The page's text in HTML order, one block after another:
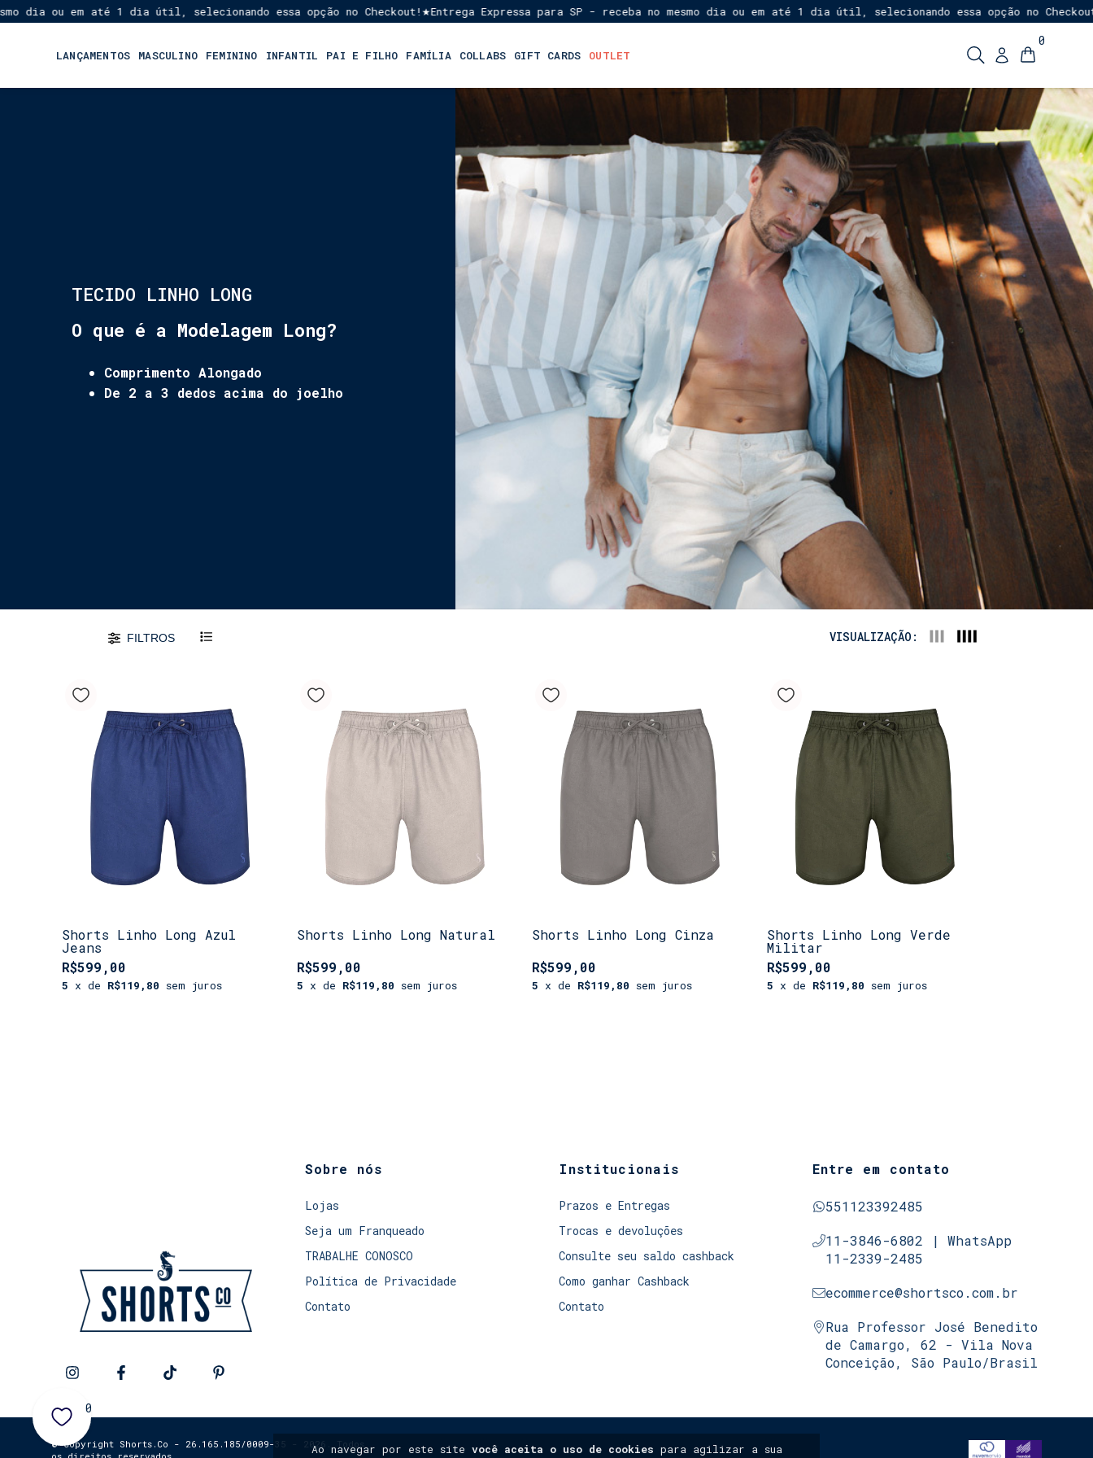
ou em até 1 dia útil, selecionando essa opção no Checkout!★Entrega Expressa para SP - receba no mesmo dia ou em até 1 dia útil, selecionando essa opção no Checkout!★
LANÇAMENTOS MASCULINO FEMININO INFANTIL PAI E FILHO FAMÍLIA COLLABS GIFT CARDS OUTLET
0
Ao navegar por este site você aceita o uso de cookies para agilizar a sua
TECIDO LINHO LONG
O que é a Modelagem Long?
Comprimento Alongado
De 2 a 3 dedos acima do joelho
FILTROS VISUALIZAÇÃO:
Shorts Linho Long Azul
Jeans
R$599,00
5 x de R$119,80 sem juros
Shorts Linho Long Natural
R$599,00
5 x de R$119,80 sem juros
Shorts Linho Long Cinza
R$599,00
5 x de R$119,80 sem juros
Shorts Linho Long Verde
Militar
R$599,00
5 x de R$119,80 sem juros
Sobre nós
Lojas
Seja um Franqueado
TRABALHE CONOSCO
Política de Privacidade
Contato
Institucionais
Prazos e Entregas
Trocas e devoluções
Consulte seu saldo cashback
Como ganhar Cashback
Contato
Entre em contato
551123392485
11-3846-6802 | WhatsApp
11-2339-2485
ecommerce@shortsco.com.br
Rua Professor José Benedito
de Camargo, 62 - Vila Nova
Conceição, São Paulo/Brasil
© Copyright Shorts.Co - 26.165.185/0009-35 - 2026. Todos
0